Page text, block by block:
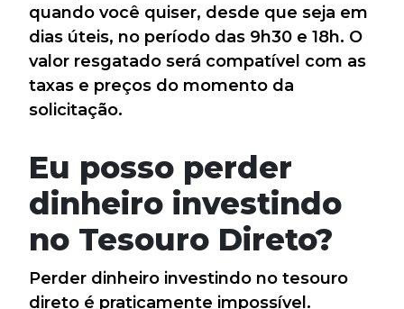
quando você quiser, desde que seja em
dias úteis, no período das 9h30 e 18h. O
valor resgatado será compatível com as
taxas e preços do momento da
solicitação.
Eu posso perder
dinheiro investindo
no Tesouro Direto?
Perder dinheiro investindo no tesouro
direto é praticamente impossível.